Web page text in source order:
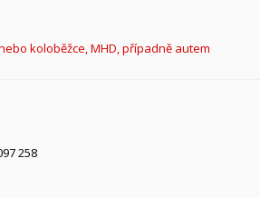
koloběžce, MHD, případně autem
258